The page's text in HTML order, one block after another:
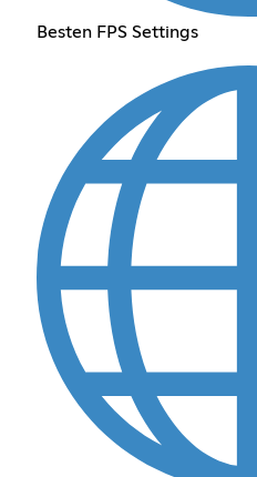
Besten FPS Settings